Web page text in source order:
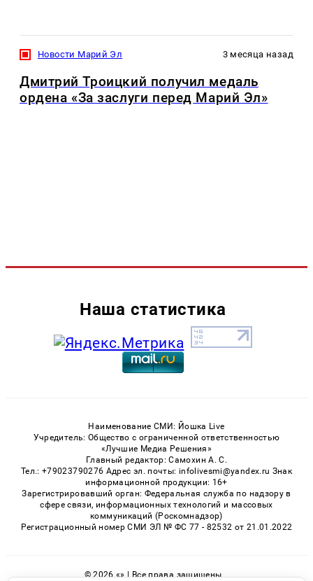
Новости Марий Эл 3 месяца назад
Дмитрий Троицкий получил медаль
ордена «За заслуги перед Марий Эл»
Наша статистика
Наименование СМИ: Йошка Live
Учредитель: Общество с ограниченной ответственностью
«Лучшие Медиа Решения»
Главный редактор: Самохин А. С.
Тел.: +79023790276 Адрес эл. почты: infolivesmi@yandex.ru Знак
информационной продукции: 16+
Зарегистрировавший орган: Федеральная служба по надзору в
сфере связи, информационных технологий и массовых
коммуникаций (Роскомнадзор)
Регистрационный номер СМИ ЭЛ № ФС 77 - 82532 от 21.01.2022
© 2026 «» | Все права защищены